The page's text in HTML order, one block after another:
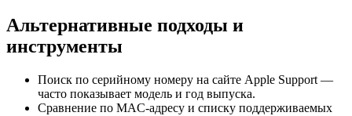
Альтернативные подходы и
инструменты
Поиск по серийному номеру на сайте Apple Support —
часто показывает модель и год выпуска.
Сравнение по MAC‑адресу и списку поддерживаемых